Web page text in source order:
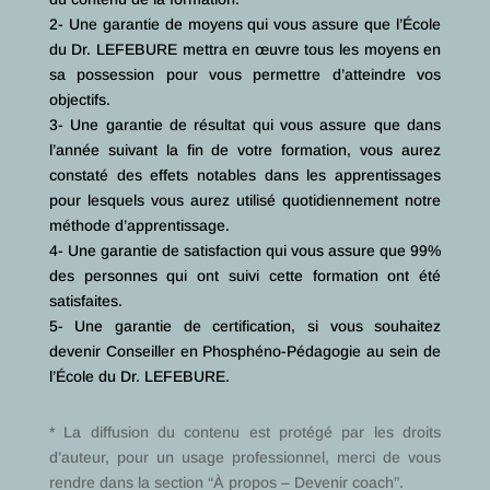
2- Une garantie de moyens qui vous assure que l’École
du Dr. LEFEBURE mettra en œuvre tous les moyens en
sa possession pour vous permettre d’atteindre vos
objectifs.
3- Une garantie de résultat qui vous assure que dans
l’année suivant la fin de votre formation, vous aurez
constaté des effets notables dans les apprentissages
pour lesquels vous aurez utilisé quotidiennement notre
méthode d’apprentissage.
4- Une garantie de satisfaction qui vous assure que 99%
des personnes qui ont suivi cette formation ont été
satisfaites.
5- Une garantie de certification, si vous souhaitez
devenir Conseiller en Phosphéno-Pédagogie au sein de
l’École du Dr. LEFEBURE.
* La diffusion du contenu est protégé par les droits
d’auteur, pour un usage professionnel, merci de vous
rendre dans la section “À propos – Devenir coach”.